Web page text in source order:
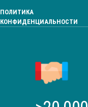
ПОЛИТИКА
КОНФИДЕНЦИАЛЬНОСТИ